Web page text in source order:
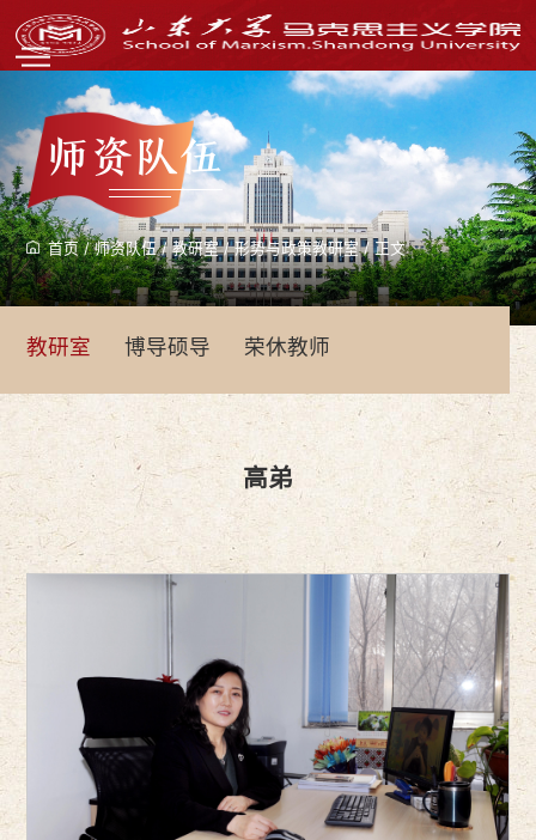
师资队伍
首页/师资队伍/教研室/形势与政策教研室/正文
教研室 博导硕导 荣休教师
高弟